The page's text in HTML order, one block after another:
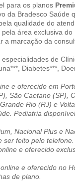
para os planos
da Bradesco Saúde
qualidade do
área exclusiva
a marcação da
de
Diabetes***,
e oferecido em
São Caetano (SP),
Rio (RJ) e
Pediatria
Nacional Plus e
ser feito pelo telefone.
e oferecido
e oferecido no
de plano.